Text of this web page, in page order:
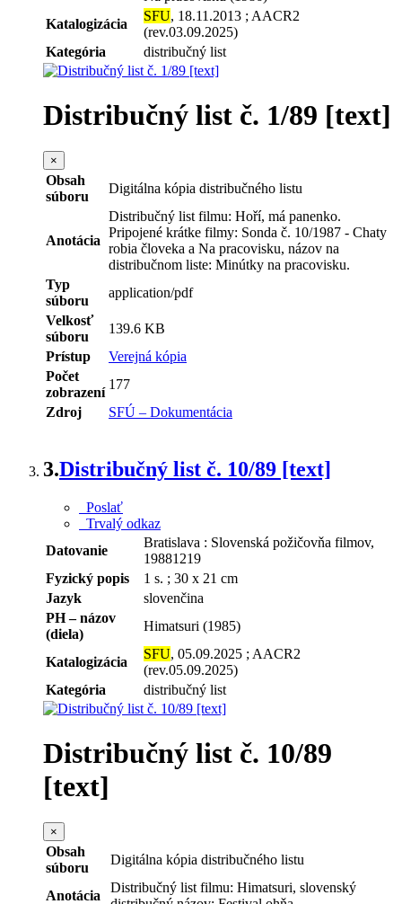
Katalogizácia
SFU, 18.11.2013 ; AACR2
(rev.03.09.2025)
Kategória
distribučný list
Distribučný list č. 1/89 [text]
×
Obsah
súboru
Digitálna kópia distribučného listu
Anotácia
Distribučný list filmu: Hoří, má panenko.
Pripojené krátke filmy: Sonda č. 10/1987 - Chaty
robia človeka a Na pracovisku, názov na
distribučnom liste: Minútky na pracovisku.
Typ
súboru
application/pdf
Velkosť
súboru
139.6 KB
Prístup
Verejná kópia
Počet
zobrazení
177
Zdroj
SFÚ – Dokumentácia
3.Distribučný list č. 10/89 [text]
Poslať
Trvalý odkaz
Datovanie
Bratislava : Slovenská požičovňa filmov,
19881219
Fyzický popis
1 s. ; 30 x 21 cm
Jazyk
slovenčina
PH – názov
(diela)
Himatsuri (1985)
Katalogizácia
SFU, 05.09.2025 ; AACR2
(rev.05.09.2025)
Kategória
distribučný list
Distribučný list č. 10/89
[text]
×
Obsah
súboru
Digitálna kópia distribučného listu
Anotácia
Distribučný list filmu: Himatsuri, slovenský